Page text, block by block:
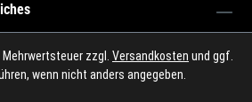
zzgl. Versandkosten und ggf.
wenn nicht anders angegeben.